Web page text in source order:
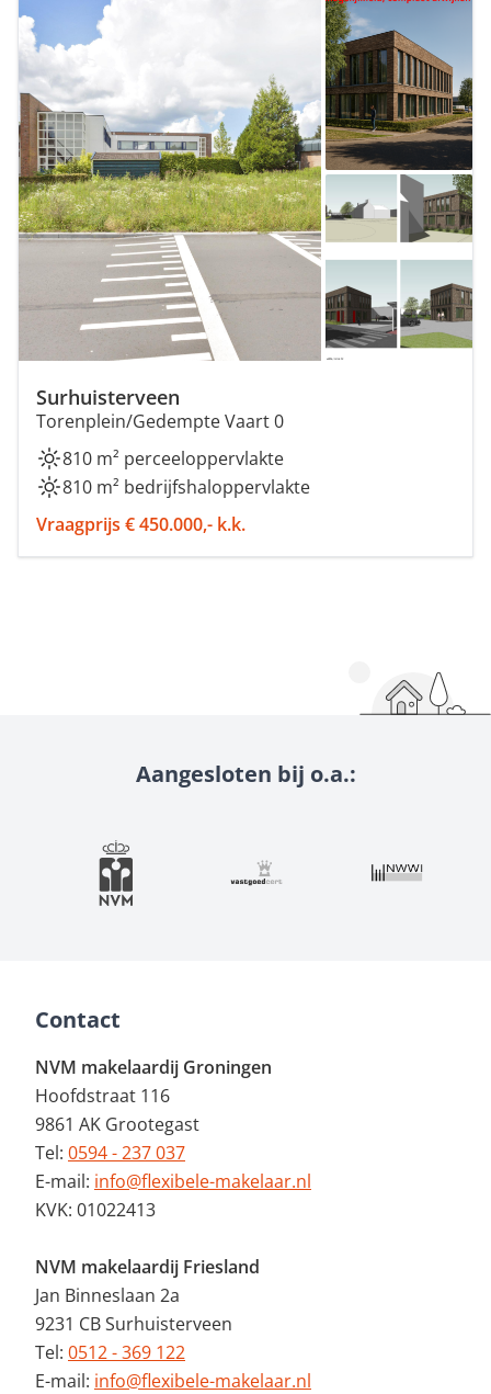
Surhuisterveen
Torenplein/Gedempte Vaart 0
810 m² perceeloppervlakte
810 m² bedrijfshaloppervlakte
Vraagprijs € 450.000,- k.k.
Aangesloten bij o.a.:
Contact
NVM makelaardij Groningen
Hoofdstraat 116
9861 AK Grootegast
Tel: 0594 - 237 037
E-mail: info@flexibele-makelaar.nl
KVK: 01022413
NVM makelaardij Friesland
Jan Binneslaan 2a
9231 CB Surhuisterveen
Tel: 0512 - 369 122
E-mail: info@flexibele-makelaar.nl